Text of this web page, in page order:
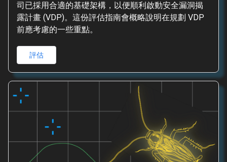
司已採用合適的基礎架構，以便順利啟動安全漏洞揭
露計畫 (VDP)。這份評估指南會概略說明在規劃 VDP
前應考慮的一些重點。
評估